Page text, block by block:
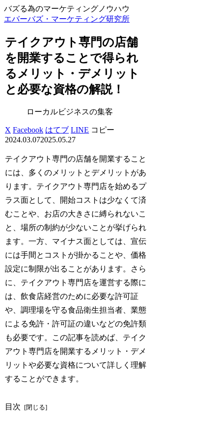
バズる為のマーケティングノウハウ
エバーバズ・マーケティング研究所
テイクアウト専門の店舗
を開業することで得られ
るメリット・デメリット
と必要な資格の解説！
ローカルビジネスの集客
X Facebook はてブ LINE コピー
2024.03.072025.05.27
テイクアウト専門の店舗を開業すること
には、多くのメリットとデメリットがあ
ります。テイクアウト専門店を始めるプ
ラス面として、開始コストは少なくて済
むことや、お店の大きさに縛られないこ
と、場所の制約が少ないことが挙げられ
ます。一方、マイナス面としては、宣伝
には手間とコストが掛かることや、価格
設定に制限が出ることがあります。さら
に、テイクアウト専門店を運営する際に
は、飲食店経営のために必要な許可証
や、調理場を守る食品衛生担当者、業態
による免許・許可証の違いなどの免許類
も必要です。この記事を読めば、テイク
アウト専門店を開業するメリット・デメ
リットや必要な資格について詳しく理解
することができます。
目次